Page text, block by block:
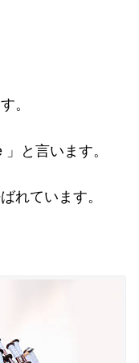
。
と言います。
れています。